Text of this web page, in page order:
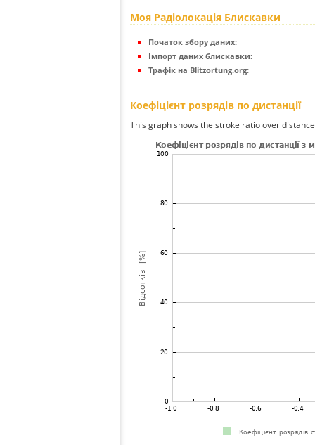
Моя Радіолокація Блискавки
Початок збору даних:
Імпорт даних блискавки:
Трафік на Blitzortung.org:
Коефіцієнт розрядів по дистанції
This graph shows the stroke ratio over